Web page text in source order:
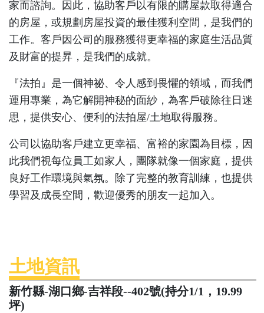
家而諮詢。因此，協助客戶以有限的購屋款取得適合
的房屋，或規劃房屋投資的最佳獲利空間，是我們的
工作。客戶因公司的服務獲得更幸福的家庭生活品質
及財富的提昇，是我們的成就。
『法拍』是一個神祕、令人感到畏懼的領域，而我們
運用專業，為它解開神秘的面紗，為客戶破除往日迷
思，提供安心、便利的法拍屋/土地取得服務。
公司以協助客戶建立更幸福、富裕的家園為目標，因
此我們視每位員工如家人，團隊就像一個家庭，提供
良好工作環境與氣氛。除了完整的教育訓練，也提供
學習及成長空間，歡迎優秀的朋友一起加入。
土地資訊
新竹縣-湖口鄉-吉祥段--402號(持分1/1，19.99
坪)